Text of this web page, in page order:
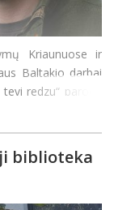
Kriaunuose ir
Baltakio darbai
redzu“ paroda
kur lankytojai
biblioteka